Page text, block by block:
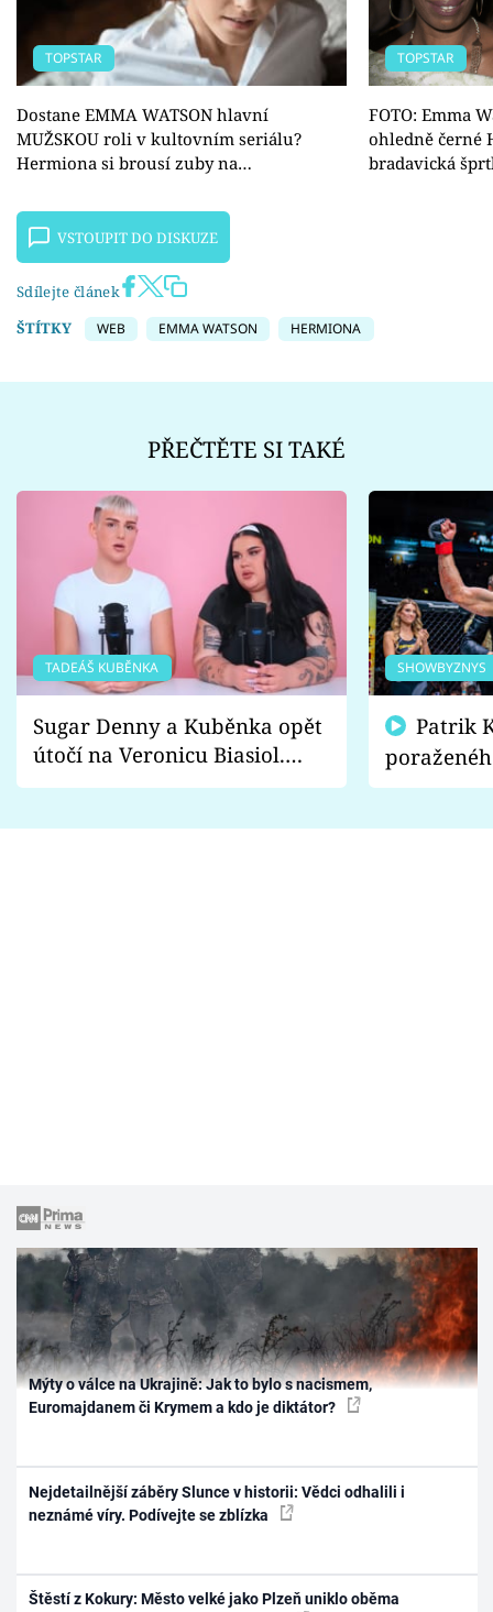
TOPSTAR
Dostane EMMA WATSON hlavní
MUŽSKOU roli v kultovním seriálu?
Hermiona si brousí zuby na…
TOPSTAR
FOTO: Emma
ohledně černé
bradavická
VSTOUPIT DO DISKUZE
Sdílejte článek
ŠTÍTKY
WEB EMMA WATSON HERMIONA
PŘEČTĚTE SI TAKÉ
TADEÁŠ KUBĚNKA
Sugar Denny a Kuběnka opět
útočí na Veronicu Biasiol.
Proč je podle nich falešná a
SHOWBYZNYS
fanoušci
Mýty o válce na Ukrajině: Jak to bylo s nacismem,
Euromajdanem či Krymem a kdo je diktátor?
Nejdetailnější záběry Slunce v historii: Vědci odhalili i
neznámé víry. Podívejte se zblízka
Štěstí z Kokury: Město velké jako Plzeň uniklo oběma